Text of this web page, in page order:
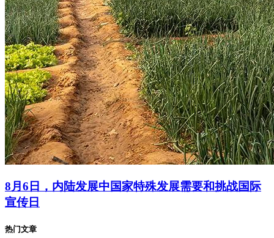
8月6日，内陆发展中国家特殊发展需要和挑战国际
宣传日
热门文章